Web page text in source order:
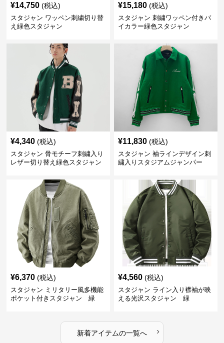
¥14,750 (税込)
スタジャン ワッペン刺繍切り替
え緑色スタジャン
¥15,180 (税込)
スタジャン 刺繍ワッペン付きバ
イカラー緑色スタジャン
¥4,340 (税込)
スタジャン 骨モチーフ刺繍入り
レザー切り替え緑色スタジャン
¥11,830 (税込)
スタジャン 袖ラインデザイン刺
繍入りスタジアムジャンパー
¥6,370 (税込)
スタジャン ミリタリー風多機能
ポケット付きスタジャン 緑
¥4,560 (税込)
スタジャン ライン入り襟袖が映
える光沢スタジャン 緑
新着アイテムの一覧へ ›